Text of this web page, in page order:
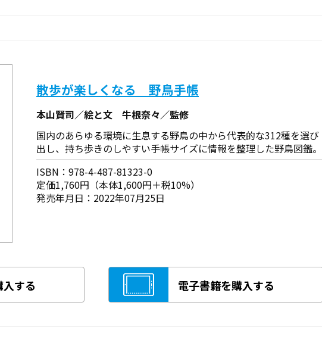
散歩が楽しくなる 野鳥手帳
本山賢司／絵と文 牛根奈々／監修
国内のあらゆる環境に生息する野鳥の中から代表的な312種を選び
出し、持ち歩きのしやすい手帳サイズに情報を整理した野鳥図鑑。
ISBN：978-4-487-81323-0
定価1,760円（本体1,600円＋税10%）
発売年月日：2022年07月25日
する 電子書籍を購入する